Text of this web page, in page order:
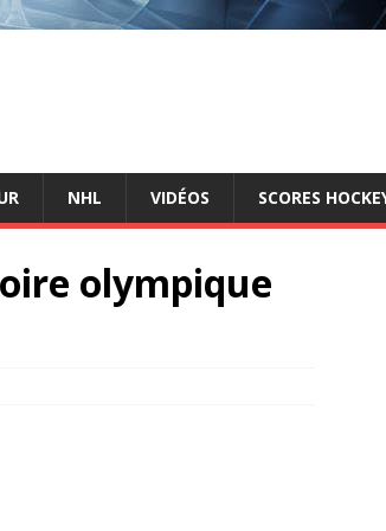
NHL VIDÉOS SCORES
olympique